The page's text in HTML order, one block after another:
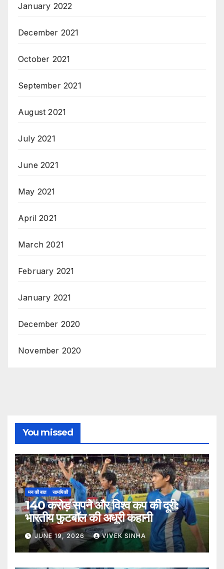
January 2022
December 2021
October 2021
September 2021
August 2021
July 2021
June 2021
May 2021
April 2021
March 2021
February 2021
January 2021
December 2020
November 2020
You missed
मन की बात सामयिकी
140 करोड़ सपने और विश्व कप की दूरी:
भारतीय फुटबॉल की अधूरी कहानी
JUNE 19, 2026 VIVEK SINHA